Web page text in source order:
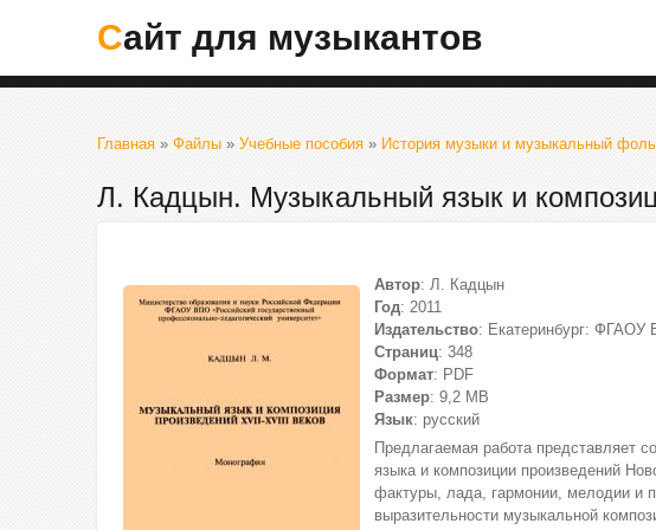
Сайт для музыкантов
Главная » Файлы » Учебные пособия » История музыки и музыкальный
Л. Кадцын. Музыкальный язык и
Автор: Л. Кадцын
Год: 2011
Издательство: Екатеринбург:
Страниц: 348
Формат: PDF
Размер: 9,2 МВ
Язык: русский
Предлагаемая работа представляет
языка и композиции произведений
фактуры, лада, гармонии, мелодии и
выразительности музыкальной